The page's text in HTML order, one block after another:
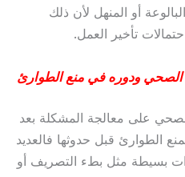
أو المنهل لأن ذلك
تأخير العمل.
ودوره في منع الطوارئ
على معالجة المشكلة بعد
الطوارئ قبل حدوثها فالعديد
بسيطة مثل بطء التصريف أو